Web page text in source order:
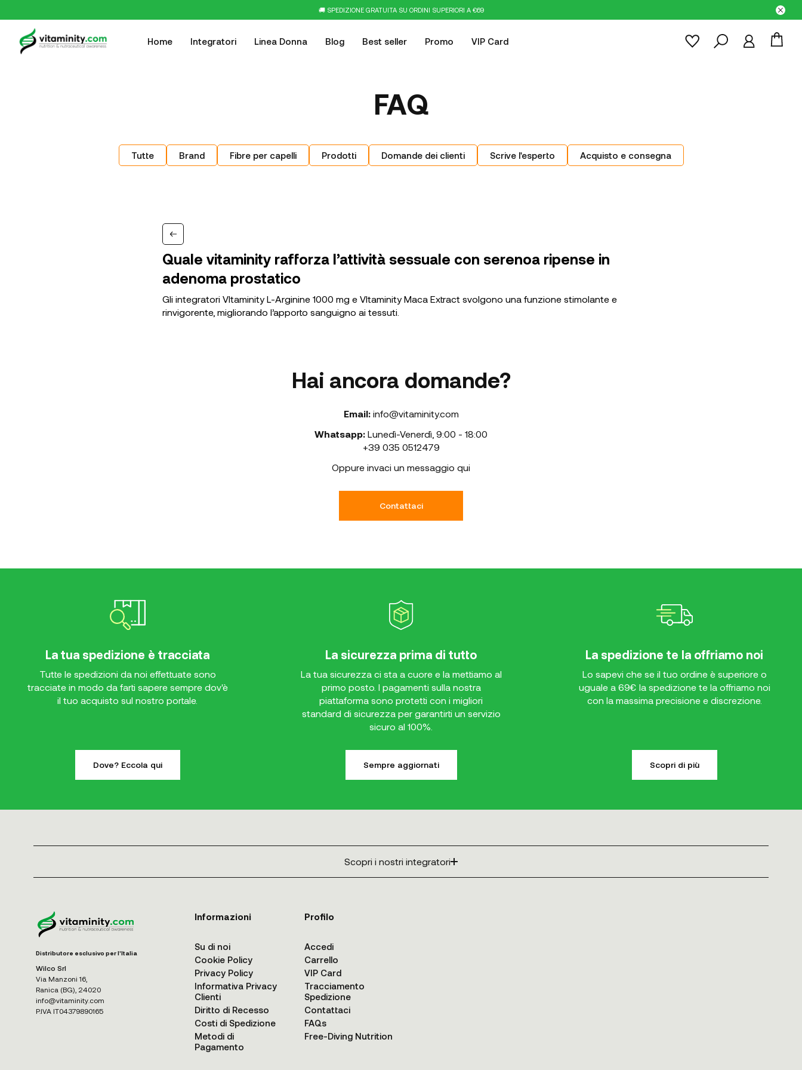
🚚 SPEDIZIONE GRATUITA SU ORDINI SUPERIORI A €69
Home Integratori Linea Donna Blog Best seller Promo VIP Card
FAQ
Tutte Brand Fibre per capelli Prodotti Domande dei clienti Scrive l'esperto Acquisto e consegna
Quale vitaminity rafforza l’attività sessuale con serenoa ripense in
adenoma prostatico
Gli integratori VItaminity L-Arginine 1000 mg e VItaminity Maca Extract svolgono una funzione stimolante e
rinvigorente, migliorando l’apporto sanguigno ai tessuti.
Hai ancora domande?
Email: info@vitaminity.com
Whatsapp: Lunedì-Venerdì 9:00 - 18:00
+39 035 0512479
Oppure invaci un messaggio qui
Contattaci
La tua spedizione è tracciata
Tutte le spedizioni da noi effettuate sono
tracciate in modo da farti sapere sempre dov'è
il tuo acquisto sul nostro portale.
Dove? Eccola qui
La sicurezza prima di tutto
La tua sicurezza ci sta a cuore e la mettiamo al
primo posto. I pagamenti sulla nostra
piattaforma sono protetti con i migliori
standard di sicurezza per garantirti un servizio
sicuro al 100%.
Sempre aggiornati
La spedizione te la offriamo noi
Lo sapevi che se il tuo ordine è superiore o
uguale a 69€ la spedizione te la offriamo noi
con la massima precisione e discrezione.
Scopri di più
Scopri i nostri integratori
Distributore esclusivo per l'Italia
Wilco Srl
Via Manzoni 16,
Ranica (BG), 24020
info@vitaminity.com
P.IVA IT04379890165
Informazioni
Su di noi
Cookie Policy
Privacy Policy
Informativa Privacy
Clienti
Diritto di Recesso
Costi di Spedizione
Metodi di
Pagamento
Profilo
Accedi
Carrello
VIP Card
Tracciamento
Spedizione
Contattaci
FAQs
Free-Diving Nutrition